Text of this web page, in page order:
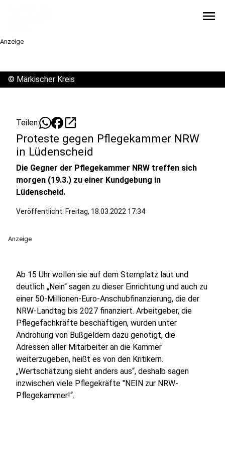
menu
Anzeige
© Märkischer Kreis
Teilen: open_in_new
Proteste gegen Pflegekammer NRW
in Lüdenscheid
Die Gegner der Pflegekammer NRW treffen sich
morgen (19.3.) zu einer Kundgebung in
Lüdenscheid.
Veröffentlicht: Freitag, 18.03.2022 17:34
Anzeige
Ab 15 Uhr wollen sie auf dem Sternplatz laut und
deutlich „Nein“ sagen zu dieser Einrichtung und auch zu
einer 50-Millionen-Euro-Anschubfinanzierung, die der
NRW-Landtag bis 2027 finanziert. Arbeitgeber, die
Pflegefachkräfte beschäftigen, wurden unter
Androhung von Bußgeldern dazu genötigt, die
Adressen aller Mitarbeiter an die Kammer
weiterzugeben, heißt es von den Kritikern.
„Wertschätzung sieht anders aus“, deshalb sagen
inzwischen viele Pflegekräfte "NEIN zur NRW-
Pflegekammer!“.